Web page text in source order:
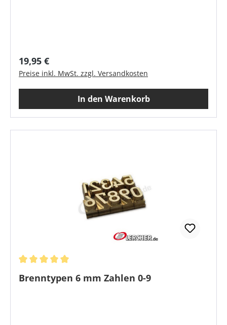
Regulärer Preis:
19,95 €
Preise inkl. MwSt. zzgl. Versandkosten
In den Warenkorb
Brenntypen 6 mm Zahlen 0-9